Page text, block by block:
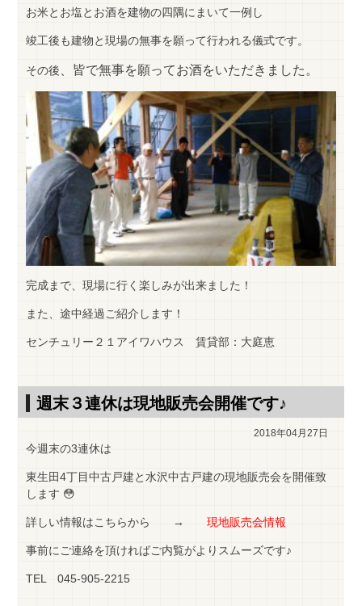
お米とお塩とお酒を建物の四隅にまいて一例し
竣工後も建物と現場の無事を願って行われる儀式です。
その後、 皆で無事を願ってお酒をいただきました。
完成まで、現場に行く楽しみが出来ました！
また、途中経過ご紹介します！
センチュリー２１アイワハウス 賃貸部：大庭恵
週末３連休は現地販売会開催です♪
2018年04月27日
今週末の3連休は
東生田4丁目中古戸建と水沢中古戸建の現地販売会を開催致
します 😳
詳しい情報はこちらから →現地販売会情報
事前にご連絡を頂ければご内覧がよりスムーズです♪
TEL 045-905-2215